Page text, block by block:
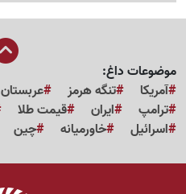
موضوعات داغ:
آمریکا
تنگه هرمز عربستان
ترامپ
ایران قیمت طلا
اسرائیل
خاورمیانه چین